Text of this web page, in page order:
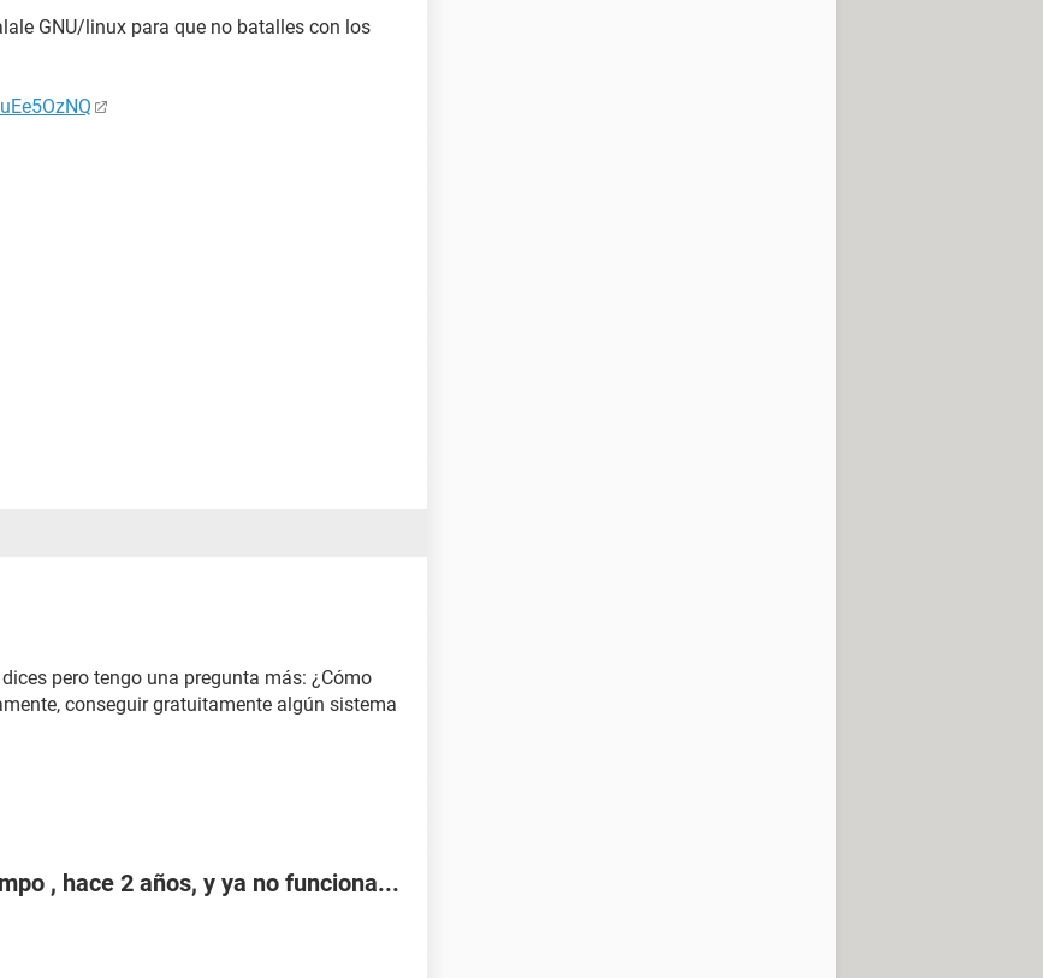
GNU/linux para que no batalles con los
pero tengo una pregunta más: ¿Cómo
conseguir gratuitamente algún sistema
, hace 2 años, y ya no funciona...